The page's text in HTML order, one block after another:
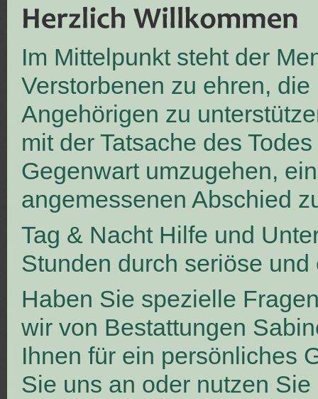
Im Mittelpunkt steht der
Verstorbenen zu ehren, die
Angehörigen zu
mit der Tatsache des
Gegenwart umzugehen,
angemessenen Abschied
Tag & Nacht Hilfe und
Stunden durch seriöse
Haben Sie spezielle
wir von Bestattungen
Ihnen für ein persönliches
Sie uns an oder nutzen